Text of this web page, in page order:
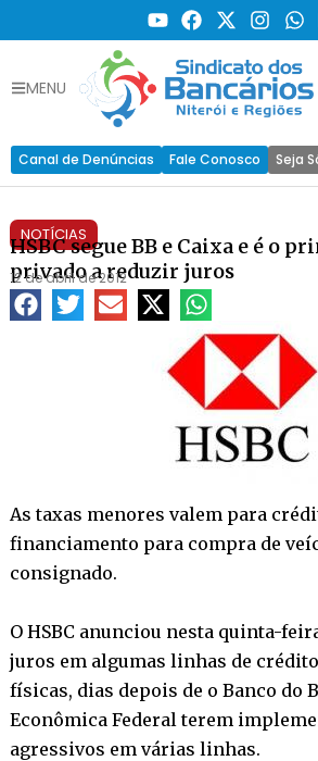
MENU
Canal de Denúncias Fale Conosco Seja
NOTÍCIAS
HSBC segue BB e Caixa e é o
privado a reduzir juros
12 de abril de 2012
As taxas menores valem para
financiamento para compra de
consignado.
O HSBC anunciou nesta quinta-
juros em algumas linhas de
físicas, dias depois de o Banco do
Econômica Federal terem
agressivos em várias linhas.